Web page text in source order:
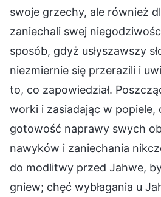
swoje grzechy, ale również
zaniechali swej
sposób, gdyż usłyszawszy
niezmiernie się przerazili i
to, co zapowiedział.
worki i zasiadając w popiele,
gotowość naprawy swych
nawyków i zaniechania
do modlitwy przed Jahwe,
gniew; chęć wybłagania u